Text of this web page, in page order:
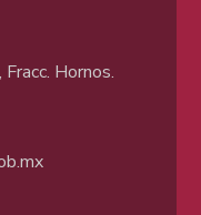
Hornos.